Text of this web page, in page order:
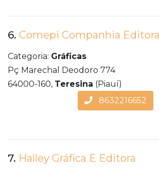
6. Comepi Companhia
Categoria: Gráficas
Pç Marechal Deodoro 774
64000-160, Teresina (Piauí)
8632216652
7. Halley Gráfica E Editora